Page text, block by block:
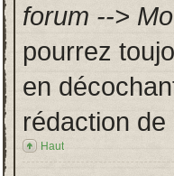
forum -->
pourrez
en
rédaction
Haut